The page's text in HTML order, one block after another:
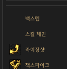
백스텝
스킬 체인
라이징샷
잭스파이크